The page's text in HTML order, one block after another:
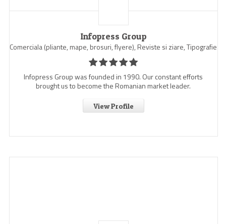
Infopress Group
Comerciala (pliante, mape, brosuri, flyere), Reviste si ziare, Tipografie
Infopress Group was founded in 1990. Our constant efforts
brought us to become the Romanian market leader.
View Profile